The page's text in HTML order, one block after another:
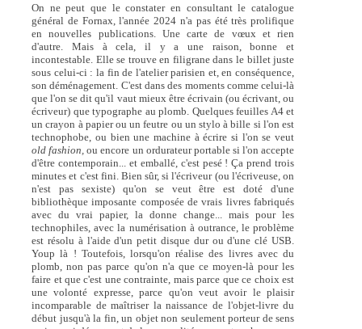
On ne peut que le constater en consultant le catalogue
général de Fornax, l'année 2024 n'a pas été très prolifique
en nouvelles publications. Une carte de vœux et rien
d'autre. Mais à cela, il y a une raison, bonne et
incontestable. Elle se trouve en filigrane dans le billet juste
sous celui-ci : la fin de l'atelier parisien et, en conséquence,
son déménagement. C'est dans des moments comme celui-là
que l'on se dit qu'il vaut mieux être écrivain (ou écrivant, ou
écriveur) que typographe au plomb. Quelques feuilles A4 et
un crayon à papier ou un feutre ou un stylo à bille si l'on est
technophobe, ou bien une machine à écrire si l'on se veut
old fashion, ou encore un ordurateur portable si l'on accepte
d'être contemporain... et emballé, c'est pesé ! Ça prend trois
minutes et c'est fini. Bien sûr, si l'écriveur (ou l'écriveuse, on
n'est pas sexiste) qu'on se veut être est doté d'une
bibliothèque imposante composée de vrais livres fabriqués
avec du vrai papier, la donne change... mais pour les
technophiles, avec la numérisation à outrance, le problème
est résolu à l'aide d'un petit disque dur ou d'une clé USB.
Youp là ! Toutefois, lorsqu'on réalise des livres avec du
plomb, non pas parce qu'on n'a que ce moyen-là pour les
faire et que c'est une contrainte, mais parce que ce choix est
une volonté expresse, parce qu'on veut avoir le plaisir
incomparable de maîtriser la naissance de l'objet-livre du
début jusqu'à la fin, un objet non seulement porteur de sens